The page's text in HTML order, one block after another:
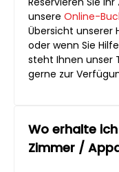
unsere Online-
Übersicht unserer
oder wenn Sie
steht Ihnen unser
gerne zur
Wo erhalte
Zimmer /